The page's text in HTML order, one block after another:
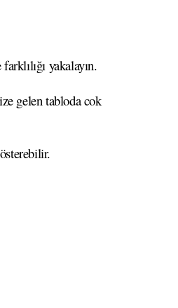
yakalayın.
gelen tabloda cok